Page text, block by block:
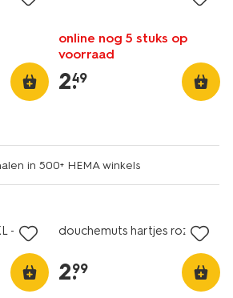
online nog 5 stuks op
voorraad
2.
49
in 500+ HEMA winkels
- 2
douchemuts hartjes roze
2.
99